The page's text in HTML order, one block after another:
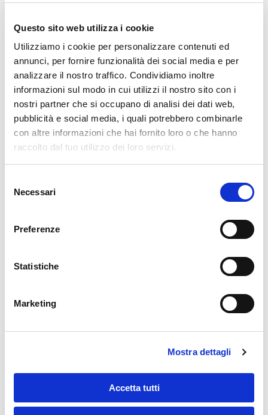
Questo sito web utilizza i cookie
Utilizziamo i cookie per personalizzare contenuti ed
annunci, per fornire funzionalità dei social media e per
analizzare il nostro traffico. Condividiamo inoltre
informazioni sul modo in cui utilizzi il nostro sito con i
nostri partner che si occupano di analisi dei dati web,
pubblicità e social media, i quali potrebbero combinarle
con altre informazioni che hai fornito loro o che hanno
raccolto dal tuo utilizzo dei loro servizi.
delNecessari
Preferenze
Statistiche
Marketing
Mostra dettagli
Accetta tutti
ARCHIVI
Marzo 2025
Febbraio 2025
Settembre 2024
Aprile 2024
Novembre 2021
Agosto 2021
Maggio 2021